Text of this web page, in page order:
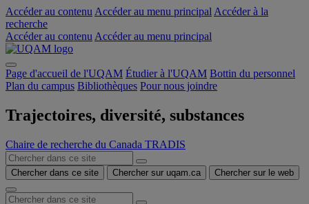
Accéder au contenu Accéder au menu principal Accéder à la
recherche
Accéder au contenu Accéder au menu principal
Page d'accueil de l'UQAM Étudier à l'UQAM Bottin du personnel
Plan du campus Bibliothèques Pour nous joindre
Trajectoires, diversité, substances
Chaire de recherche du Canada TRADIS
Chercher dans ce site Chercher sur uqam.ca Chercher sur le web